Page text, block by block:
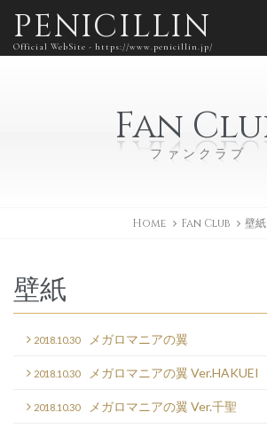
PENICILLIN
Official WebSite - https://www.penicillin.jp/
Fan
ファンクラブ
Home Fan Club 壁紙
壁紙
2018.10.30 メガロマニアの翼
2018.10.30 メガロマニアの翼 Ver.HAKUEI
2018.10.30 メガロマニアの翼 Ver.千聖